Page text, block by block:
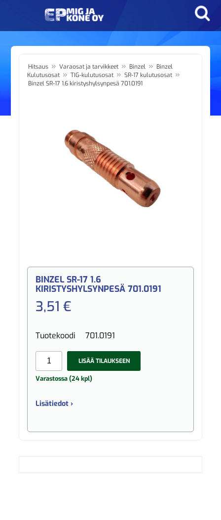
Hitsaus » Varaosat ja tarvikkeet » Binzel » Binzel
Kulutusosat » TIG-kulutusosat » SR-17 kulutusosat »
Binzel SR-17 1.6 kiristyshylsynpesä 701.0191
BINZEL SR-17 1.6
KIRISTYSHYLSYNPESÄ 701.0191
3,51 €
Tuotekoodi 701.0191
LISÄÄ TILAUKSEEN
Varastossa (24 kpl)
Lisätiedot ›